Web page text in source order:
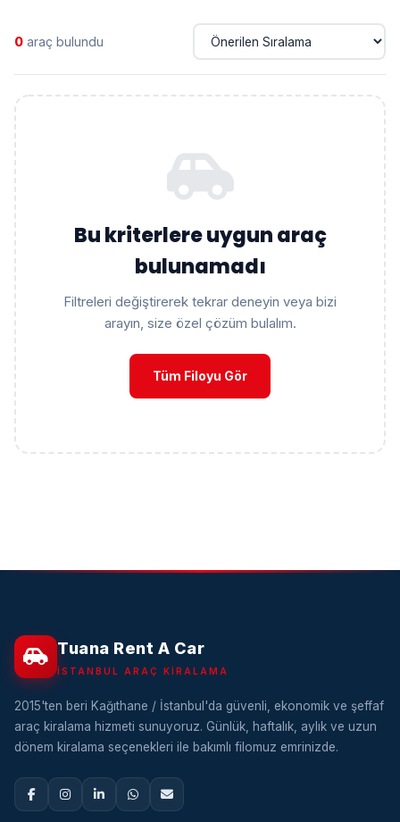
0 araç bulundu
Bu kriterlere uygun araç
bulunamadı
Filtreleri değiştirerek tekrar deneyin veya bizi
arayın, size özel çözüm bulalım.
Tüm Filoyu Gör
Tuana Rent A Car
İSTANBUL ARAÇ KIRALAMA
2015'ten beri Kağıthane / İstanbul'da güvenli, ekonomik ve şeffaf
araç kiralama hizmeti sunuyoruz. Günlük, haftalık, aylık ve uzun
dönem kiralama seçenekleri ile bakımlı filomuz emrinizde.